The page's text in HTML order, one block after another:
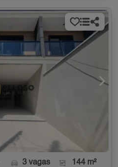
3 vagas 144 m²